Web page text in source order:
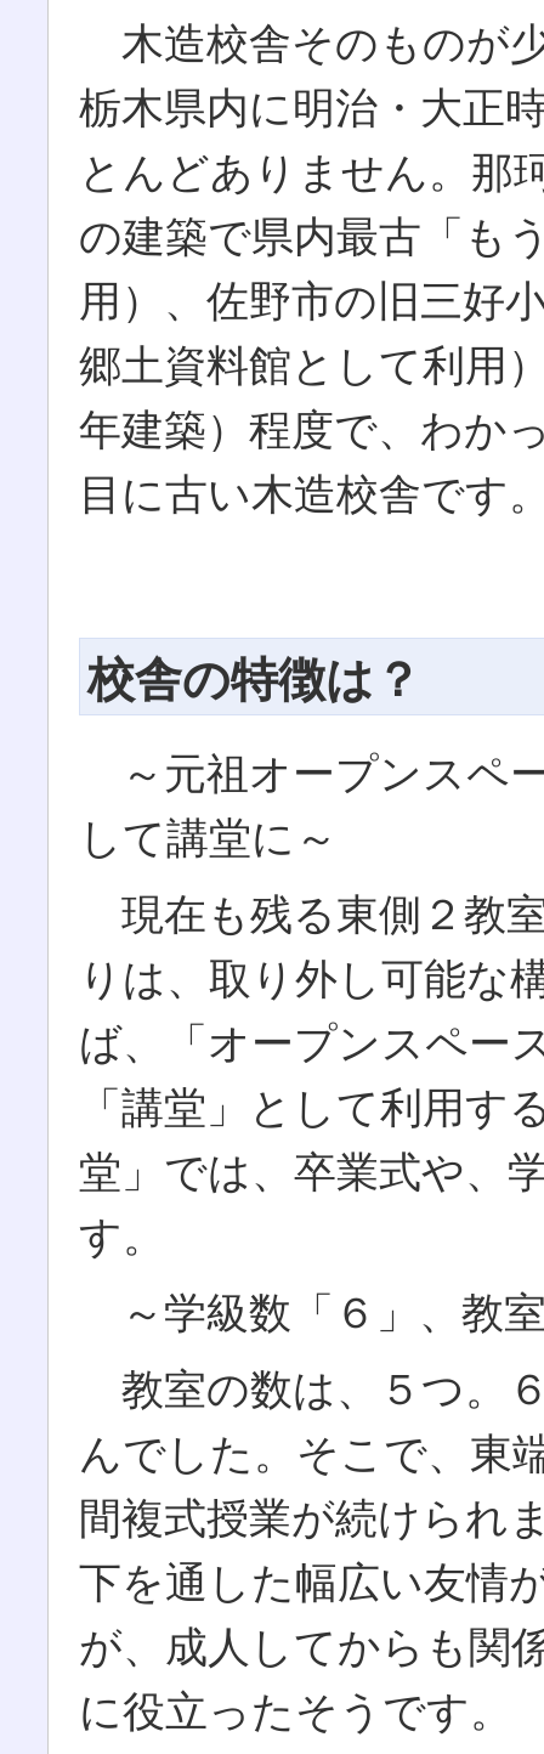
木造校舎そのものが
栃木県内に明治・大正
とんどありません。那
の建築で県内最古「も
用）、佐野市の旧三好
郷土資料館として利用
年建築）程度で、わか
目に古い木造校舎です
校舎の特徴は？
～元祖オープンスペ
して講堂に～
現在も残る東側２教
りは、取り外し可能な
ば、「オープンスペー
「講堂」として利用
堂」では、卒業式や、
す。
～学級数「６」、教
教室の数は、５つ。
んでした。そこで、東
間複式授業が続けられ
下を通した幅広い友情
が、成人してからも関
に役立ったそうです